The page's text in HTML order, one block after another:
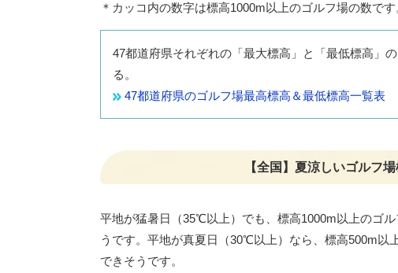
＊カッコ内の数字は標高1000m以上のゴルフ場の数です
47都道府県それぞれの「最大標高」と「最低標高」
る。
47都道府県のゴルフ場最高標高＆最低標高一覧表
【全国】夏涼しいゴルフ
平地が猛暑日（35℃以上）でも、標高1000m以上のゴ
うです。平地が真夏日（30℃以上）なら、標高500m以
できそうです。